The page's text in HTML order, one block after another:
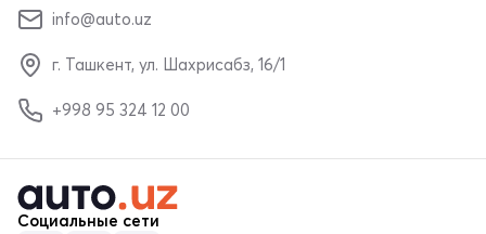
info@auto.uz
г. Ташкент, ул. Шахрисабз, 16/1
+998 95 324 12 00
Социальные сети